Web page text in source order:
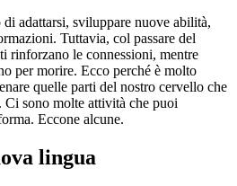
adattarsi, sviluppare nuove abilità,
Tuttavia, col passare del
rinforzano le connessioni, mentre
per morire. Ecco perché è molto
quelle parti del nostro cervello che
Ci sono molte attività che puoi
Eccone alcune.
lingua